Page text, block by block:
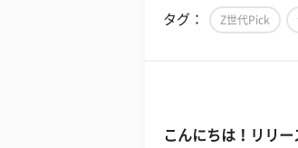
タグ： Z世代Pick
こんにちは！リリ